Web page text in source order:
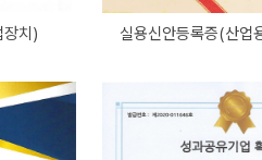
장치) 실용신안등록증(산업